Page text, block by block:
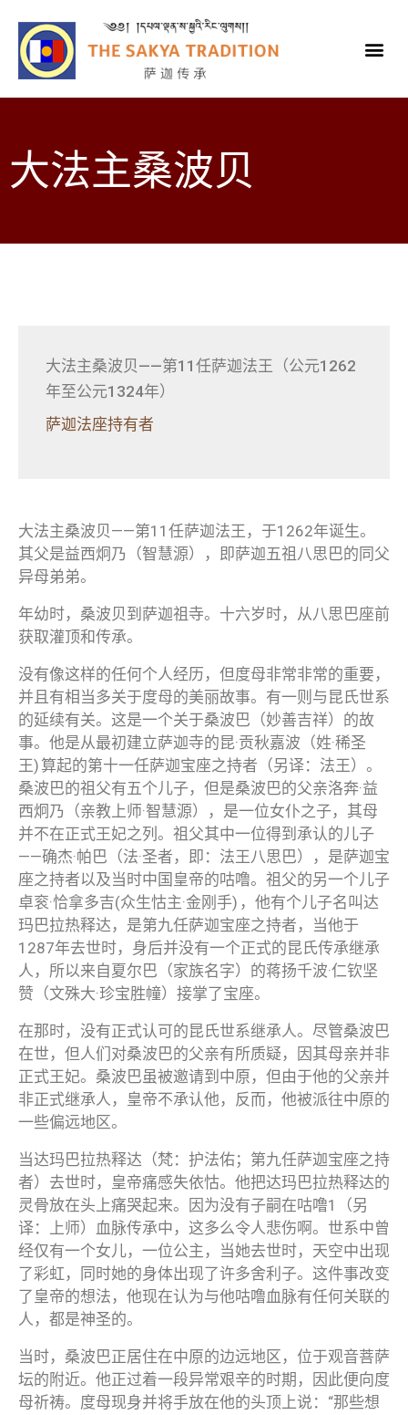
大法主桑波贝
大法主桑波贝——第11任萨迦法王（公元1262
年至公元1324年）
萨迦法座持有者
大法主桑波贝——第11任萨迦法王，于1262年诞生。
其父是益西炯乃（智慧源），即萨迦五祖八思巴的同父
异母弟弟。
年幼时，桑波贝到萨迦祖寺。十六岁时，从八思巴座前
获取灌顶和传承。
没有像这样的任何个人经历，但度母非常非常的重要，
并且有相当多关于度母的美丽故事。有一则与昆氏世系
的延续有关。这是一个关于桑波巴（妙善吉祥）的故
事。他是从最初建立萨迦寺的昆·贡秋嘉波（姓·稀圣
王) 算起的第十一任萨迦宝座之持者（另译：法王）。
桑波巴的祖父有五个儿子，但是桑波巴的父亲洛奔·益
西炯乃（亲教上师·智慧源），是一位女仆之子，其母
并不在正式王妃之列。祖父其中一位得到承认的儿子
——确杰·帕巴（法·圣者，即：法王八思巴），是萨迦宝
座之持者以及当时中国皇帝的咕噜。祖父的另一个儿子
卓衮·恰拿多吉(众生怙主·金刚手) ，他有个儿子名叫达
玛巴拉热释达，是第九任萨迦宝座之持者，当他于
1287年去世时，身后并没有一个正式的昆氏传承继承
人，所以来自夏尔巴（家族名字）的蒋扬千波·仁钦坚
赞（文殊大·珍宝胜幢）接掌了宝座。
在那时，没有正式认可的昆氏世系继承人。尽管桑波巴
在世，但人们对桑波巴的父亲有所质疑，因其母亲并非
正式王妃。桑波巴虽被邀请到中原，但由于他的父亲并
非正式继承人，皇帝不承认他，反而，他被派往中原的
一些偏远地区。
当达玛巴拉热释达（梵：护法佑；第九任萨迦宝座之持
者）去世时，皇帝痛感失依怙。他把达玛巴拉热释达的
灵骨放在头上痛哭起来。因为没有子嗣在咕噜1（另
译：上师）血脉传承中，这多么令人悲伤啊。世系中曾
经仅有一个女儿，一位公主，当她去世时，天空中出现
了彩虹，同时她的身体出现了许多舍利子。这件事改变
了皇帝的想法，他现在认为与他咕噜血脉有任何关联的
人，都是神圣的。
当时，桑波巴正居住在中原的边远地区，位于观音菩萨
坛的附近。他正过着一段异常艰辛的时期，因此便向度
母祈祷。度母现身并将手放在他的头顶上说：“那些想